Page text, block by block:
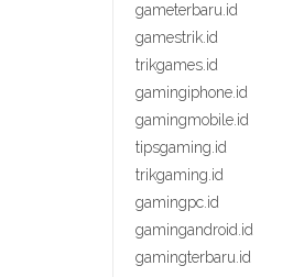
gameterbaru.id
gamestrik.id
trikgames.id
gamingiphone.id
gamingmobile.id
tipsgaming.id
trikgaming.id
gamingpc.id
gamingandroid.id
gamingterbaru.id